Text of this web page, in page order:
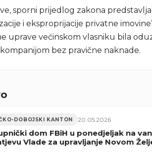
sporni prijedlog zakona
i eksproprijacije privatne
uprave većinskom vlasniku bila
bez pravične naknade.
DOBOJSKI KANTON 20.05.2026
dom FBiH u ponedjeljak na
Vlade za upravljanje Novom